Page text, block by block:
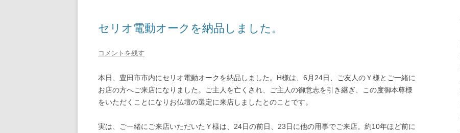
セリオ電動オークを納品しました。
コメントを残す
本日、豊田市市内にセリオ電動オークを納品しました。H様は、6月24日、ご友人のＹ様とご一緒に
お店の方へご来店になりました。ご主人を亡くされ、ご主人の御意志を引き継ぎ、この度御本尊様
をいただくことになりお仏壇の選定に来店しましたとのことです。
実は、ご一緒にご来店いただいたＹ様は、24日の前日、23日に他の用事でご来店。約10年ほど前に